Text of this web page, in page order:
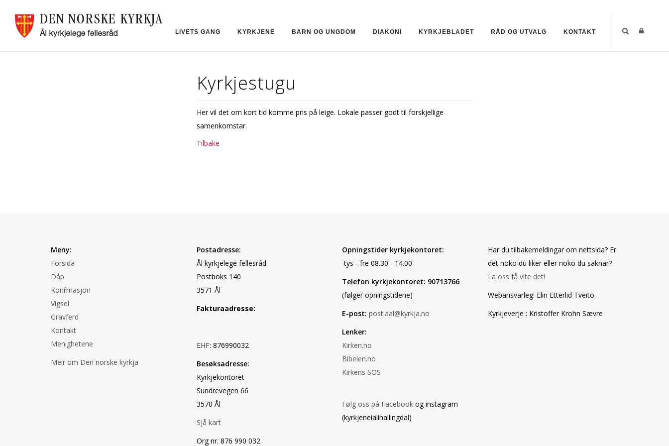
LIVETS GANG KYRKJENE BARN OG UNGDOM DIAKONI KYRKJEBLADET RÅD OG UTVALG KONTAKT
Kyrkjestugu
Her vil det om kort tid komme pris på leige. Lokale passer godt til forskjellige
samenkomstar.
Tilbake
Meny:
Forsida
Dåp
Konfirmasjon
Vigsel
Gravferd
Kontakt
Menighetene
Meir om Den norske kyrkja
Postadresse:
Ål kyrkjelege fellesråd
Postboks 140
3571 Ål
Fakturaadresse:
EHF: 876990032
Besøksadresse:
Kyrkjekontoret
Sundrevegen 66
3570 Ål
Sjå kart
Org nr. 876 990 032
Opningstider kyrkjekontoret:
tys - fre 08.30 - 14.00
Telefon kyrkjekontoret: 90713766
(følger opningstidene)
E-post: post.aal@kyrkja.no
Lenker:
Kirken.no
Bibelen.no
Kirkens SOS
Følg oss på Facebook og instagram
(kyrkjeneialihallingdal)
Har du tilbakemeldingar om nettsida? Er
det noko du liker eller noko du saknar?
La oss få vite det!
Webansvarleg: Elin Etterlid Tveito
Kyrkjeverje : Kristoffer Krohn Sævre